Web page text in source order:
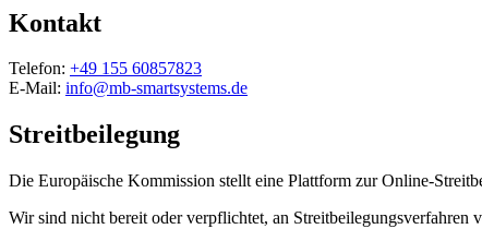
Kontakt
Telefon: +49 155 60857823
E-Mail: info@mb-smartsystems.de
Streitbeilegung
Die Europäische Kommission stellt eine Plattform zur Online-
Wir sind nicht bereit oder verpflichtet, an Streitbeilegungsverfahren